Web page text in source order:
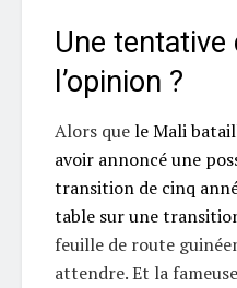
Une tentative
l’opinion ?
Alors quele Mali
avoir annoncé une
transition de cinq
table sur une
feuille de route
attendre. Et la